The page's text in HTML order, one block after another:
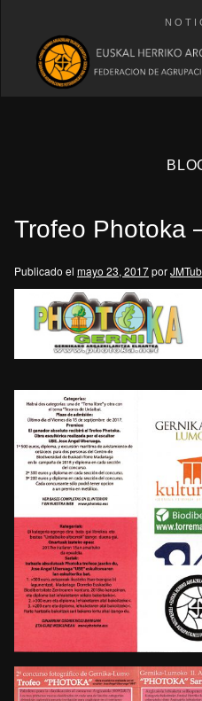
Trofeo Photoka
Publicado el mayo 23, 2017por